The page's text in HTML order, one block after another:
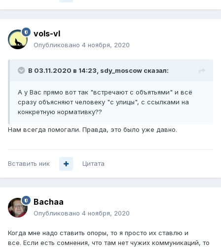
vols-vl
Опубликовано 4 ноября, 2020
В 03.11.2020 в 14:23, sdy_moscow сказал:
А у Вас прямо вот так "встречают с объятьями" и всё
сразу объясняют человеку "с улицы", с ссылками на
конкретную нормативку??
Нам всегда помогали. Правда, это было уже давно.
Вставить ник Цитата
Bachaa
Опубликовано 4 ноября, 2020
Когда мне надо ставить опоры, то я просто их ставлю и
все. Если есть сомнения, что там нет чужих коммуникаций, то